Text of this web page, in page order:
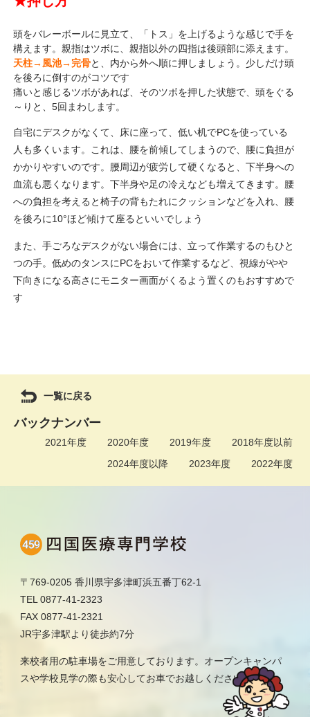
頭をバレーボールに見立て、「トス」を上げるような感じで手を
構えます。親指はツボに、親指以外の四指は後頭部に添えます。
天柱→風池→完骨と、内から外へ順に押しましょう。少しだけ頭
を後ろに倒すのがコツです
痛いと感じるツボがあれば、そのツボを押した状態で、頭をぐる
～りと、5回まわします。
自宅にデスクがなくて、床に座って、低い机でPCを使っている
人も多くいます。これは、腰を前傾してしまうので、腰に負担が
かかりやすいのです。腰周辺が疲労して硬くなると、下半身への
血流も悪くなります。下半身や足の冷えなども増えてきます。腰
への負担を考えると椅子の背もたれにクッションなどを入れ、腰
を後ろに10°ほど傾けて座るといいでしょう
また、手ごろなデスクがない場合には、立って作業するのもひと
つの手。低めのタンスにPCをおいて作業するなど、視線がやや
下向きになる高さにモニター画面がくるよう置くのもおすすめで
す
一覧に戻る
バックナンバー
2018年度以前
2019年度
2020年度
2021年度
2022年度
2023年度
2024年度以降
〒769-0205 香川県宇多津町浜五番丁62-1
TEL 0877-41-2323
FAX 0877-41-2321
JR宇多津駅より徒歩約7分
来校者用の駐車場をご用意しております。オープンキャンパ
スや学校見学の際も安心してお車でお越しください。